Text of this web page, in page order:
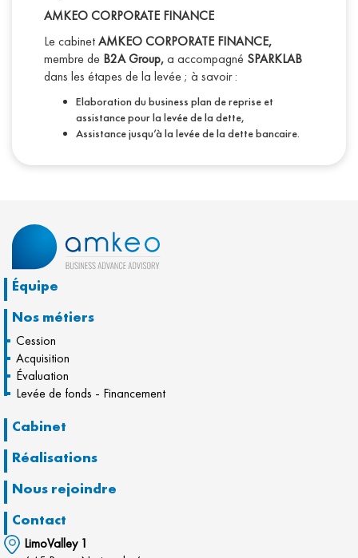
AMKEO CORPORATE FINANCE
Le cabinetAMKEO CORPORATE FINANCE,
membre de B2A Group,a accompagné SPARKLAB
dans les étapes de la levée ; à savoir :
Elaboration du business plan de reprise et
assistance pour la levée de la dette,
Assistance jusqu’à la levée de la dette bancaire.
Équipe
Nos métiers
Cession
Acquisition
Évaluation
Levée de fonds - Financement
Cabinet
Réalisations
Nous rejoindre
Contact
LimoValley 1